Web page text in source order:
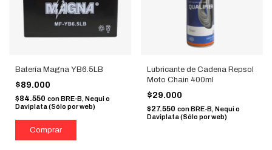
Batería Magna YB6.5LB
$89.000
$84.550 conBRE-B, Nequi o
Daviplata (Sólo por web)
Lubricante de Cadena Repsol
Moto Chain 400ml
$29.000
$27.550 con BRE-B, Nequi o
Daviplata (Sólo por web)